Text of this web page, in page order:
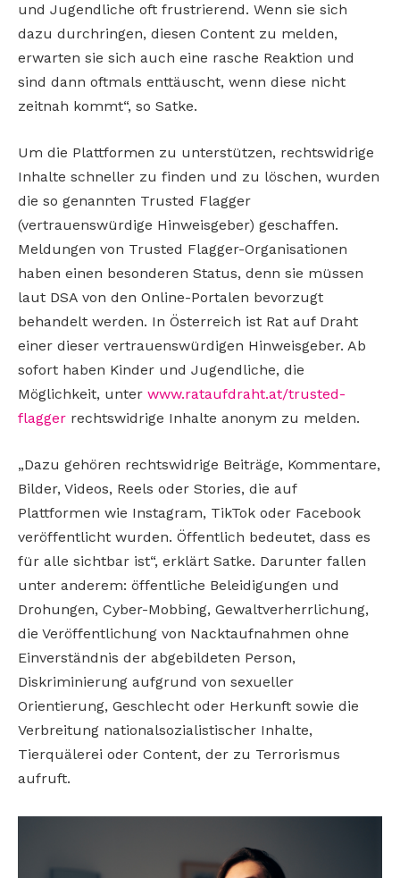
und Jugendliche oft frustrierend. Wenn sie sich
dazu durchringen, diesen Content zu melden,
erwarten sie sich auch eine rasche Reaktion und
sind dann oftmals enttäuscht, wenn diese nicht
zeitnah kommt“, so Satke.
Um die Plattformen zu unterstützen, rechtswidrige
Inhalte schneller zu finden und zu löschen, wurden
die so genannten Trusted Flagger
(vertrauenswürdige Hinweisgeber) geschaffen.
Meldungen von Trusted Flagger-Organisationen
haben einen besonderen Status, denn sie müssen
laut DSA von den Online-Portalen bevorzugt
behandelt werden. In Österreich ist Rat auf Draht
einer dieser vertrauenswürdigen Hinweisgeber. Ab
sofort haben Kinder und Jugendliche, die
Möglichkeit, unter www.rataufdraht.at/trusted-
flagger rechtswidrige Inhalte anonym zu melden.
„Dazu gehören rechtswidrige Beiträge, Kommentare,
Bilder, Videos, Reels oder Stories, die auf
Plattformen wie Instagram, TikTok oder Facebook
veröffentlicht wurden. Öffentlich bedeutet, dass es
für alle sichtbar ist“, erklärt Satke. Darunter fallen
unter anderem: öffentliche Beleidigungen und
Drohungen, Cyber-Mobbing, Gewaltverherrlichung,
die Veröffentlichung von Nacktaufnahmen ohne
Einverständnis der abgebildeten Person,
Diskriminierung aufgrund von sexueller
Orientierung, Geschlecht oder Herkunft sowie die
Verbreitung nationalsozialistischer Inhalte,
Tierquälerei oder Content, der zu Terrorismus
aufruft.